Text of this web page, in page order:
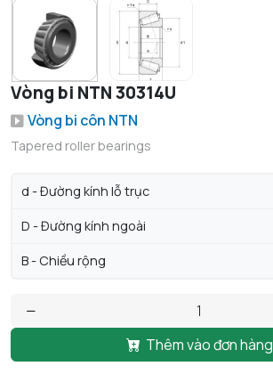
Vòng bi NTN 30314U
Vòng bi côn NTN
Tapered roller bearings
d - Đường kính lỗ trục
D - Đường kính ngoài
B - Chiều rộng
Thêm vào đơn hàng